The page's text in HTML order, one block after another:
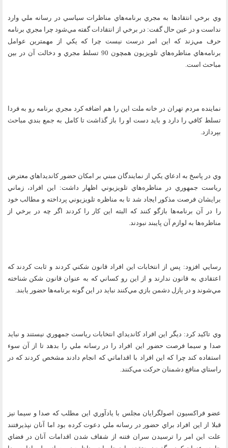
وي برخي انتقادها به مجري برنامه‌هاي مناظرات سياسي در رسانه ملي وارد
نداست و در عين حال گفت: در برخي از انتقادات گفته مي‌شود چرا مجري برنامه
حرف مي‌زند كه اين امر درست نيست چرا كه يكي از مهمترين عوامل
برنامه‌هاي مناظره‌هاي تلويزيون همچون 90 تسلط مجري و دخالت آن در بين
مباحث است.
نماينده مردم تهران در خانه ملت اين را هم اضافه كرد مجري برنامه رو به فردا
تسلط كافي را دارد و بايد دست او را باز گذاشت تا كامل به جمع بندي مباحث
بپردازد.
وي در پاسخ به ادعاي يكي از نمايندگان مبني بر امكان حضور كانديداهاي معترض
رياست جمهوري در مناظره‌هاي تلويزيوني اظهار داشت: اين افراد، زماني
برايشان فرصت مذكور ايجاد شد تا به مناظره تلويزيوني پرداخته و مطالب خود
را در آن برنامه‌ها بازگو كنند كه البته اين كار را كردند اگر چه در برخي از
مناظره‌ها به لوازم آن پايبند نبودند.
رسايي افزود: پس از انتخابات اين افراد قانون شكني كردند و ثابت كردند كه
اعتقادي به قانون ندارند و از اين رو كساني كه به عنوان قانون شكن شناخته
مي‌شوند و در پازل دشمن بازي مي‌كنند نبايد در اين گونه برنامه‌ها حضور يابند.
وي تاكيد كرد: ديگر اين افراد كانديداي انتخابات رياست جمهوري نيستند و نبايد
صدا و سيما فرصت حضور اين افراد را در رسانه ملي را بدهد تا از آن سوء
استفاده كند چرا كه اين افراد با اقداماتي كه انجام دادند مشخص كردند كه در
راستاي منافع دشمنان حركت مي‌كنند.
عضو فراكسيون اصولگرايان مجلس با يادآوري اين مطلب كه صدا و سيما نيز
قبلا از اين افراد براي حضور در رسانه ملي دعوت كرده بود اما آنان نپذيرفتند
علت اين امر را ترسيدن سران فتنه از شفاف شدن اقدامات آنان در فضاي